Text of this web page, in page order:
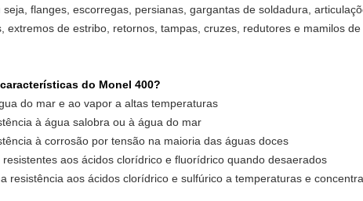
seja, flanges, escorregas, persianas, gargantas de soldadura,
extremos de estribo, retornos, tampas, cruzes, redutores e mamilos de
do Monel 400?
do mar e ao vapor a altas temperaturas
à água salobra ou à água do mar
à corrosão por tensão na maioria das águas doces
resistentes aos ácidos clorídrico e fluorídrico quando desaerados
resistência aos ácidos clorídrico e sulfúrico a temperaturas e